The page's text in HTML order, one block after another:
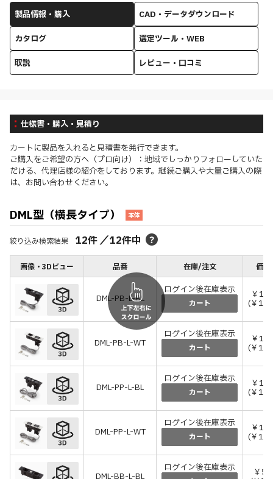
製品情報・購入
CAD・データダウンロード
カタログ
選定ツール・WEB
取説
レビュー・口コミ
仕様書・購入・見積り
カートに製品を入れると見積書を発行できます。
ご購入をご希望の方へ（プロ向け）：地域でしっかりフォローしていた
だける、代理店様の紹介をしております。継続ご購入や大量ご購入の際
は、お問い合わせください。
DML型（横長タイプ） 本体
絞り込み検索結果 12件／12件中
画像・3Dビュー 品番 在庫/注文 価格
DML-PB-L-BL
ログイン後在庫表示
カート
￥
(￥
DML-PB-L-WT
ログイン後在庫表示
カート
￥
(￥
DML-PP-L-BL
ログイン後在庫表示
カート
￥
(￥
DML-PP-L-WT
ログイン後在庫表示
カート
￥
(￥
DML-BB-L-BL
ログイン後在庫表示 ￥